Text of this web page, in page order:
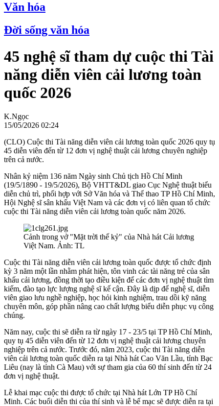
Văn hóa
Đời sống văn hóa
45 nghệ sĩ tham dự cuộc thi Tài
năng diễn viên cải lương toàn
quốc 2026
K.Ngọc
15/05/2026 02:24
(CLO) Cuộc thi Tài năng diễn viên cải lương toàn quốc 2026 quy tụ
45 diễn viên đến từ 12 đơn vị nghệ thuật cải lương chuyên nghiệp
trên cả nước.
Nhân kỷ niệm 136 năm Ngày sinh Chủ tịch Hồ Chí Minh
(19/5/1890 - 19/5/2026), Bộ VHTT&DL giao Cục Nghệ thuật biểu
diễn chủ trì, phối hợp với Sở Văn hóa và Thể thao TP Hồ Chí Minh,
Hội Nghệ sĩ sân khấu Việt Nam và các đơn vị có liên quan tổ chức
cuộc thi Tài năng diễn viên cải lương toàn quốc năm 2026.
Cảnh trong vở "Mặt trời thế kỷ" của Nhà hát Cải lương
Việt Nam. Ảnh: TL
Cuộc thi Tài năng diễn viên cải lương toàn quốc được tổ chức định
kỳ 3 năm một lần nhằm phát hiện, tôn vinh các tài năng trẻ của sân
khấu cải lương, đồng thời tạo điều kiện để các đơn vị nghệ thuật tìm
kiếm, đào tạo lực lượng nghệ sĩ kế cận. Đây là dịp để nghệ sĩ, diễn
viên giao lưu nghề nghiệp, học hỏi kinh nghiệm, trau dồi kỹ năng
chuyên môn, góp phần nâng cao chất lượng biểu diễn phục vụ công
chúng.
Năm nay, cuộc thi sẽ diễn ra từ ngày 17 - 23/5 tại TP Hồ Chí Minh,
quy tụ 45 diễn viên đến từ 12 đơn vị nghệ thuật cải lương chuyên
nghiệp trên cả nước. Trước đó, năm 2023, cuộc thi Tài năng diễn
viên cải lương toàn quốc diễn ra tại Nhà hát Cao Văn Lầu, tỉnh Bạc
Liêu (nay là tỉnh Cà Mau) với sự tham gia của 60 thí sinh đến từ 24
đơn vị nghệ thuật.
Lễ khai mạc cuộc thi được tổ chức tại Nhà hát Lớn TP Hồ Chí
Minh. Các buổi diễn thi của thí sinh và lễ bế mạc sẽ được diễn ra tại